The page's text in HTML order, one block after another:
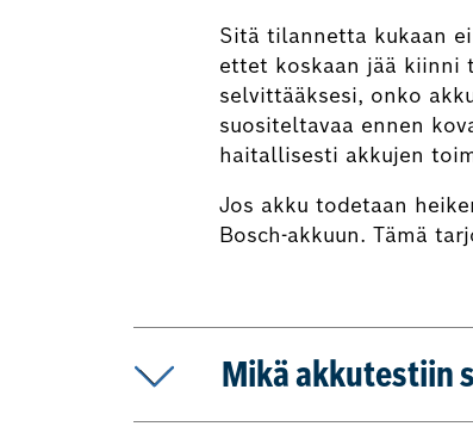
Sitä tilannetta kukaan
ettet koskaan jää kiinni
selvittääksesi, onko
suositeltavaa ennen
haitallisesti akkujen
Jos akku todetaan
Bosch-akkuun. Tämä
Mikä akkutestiin